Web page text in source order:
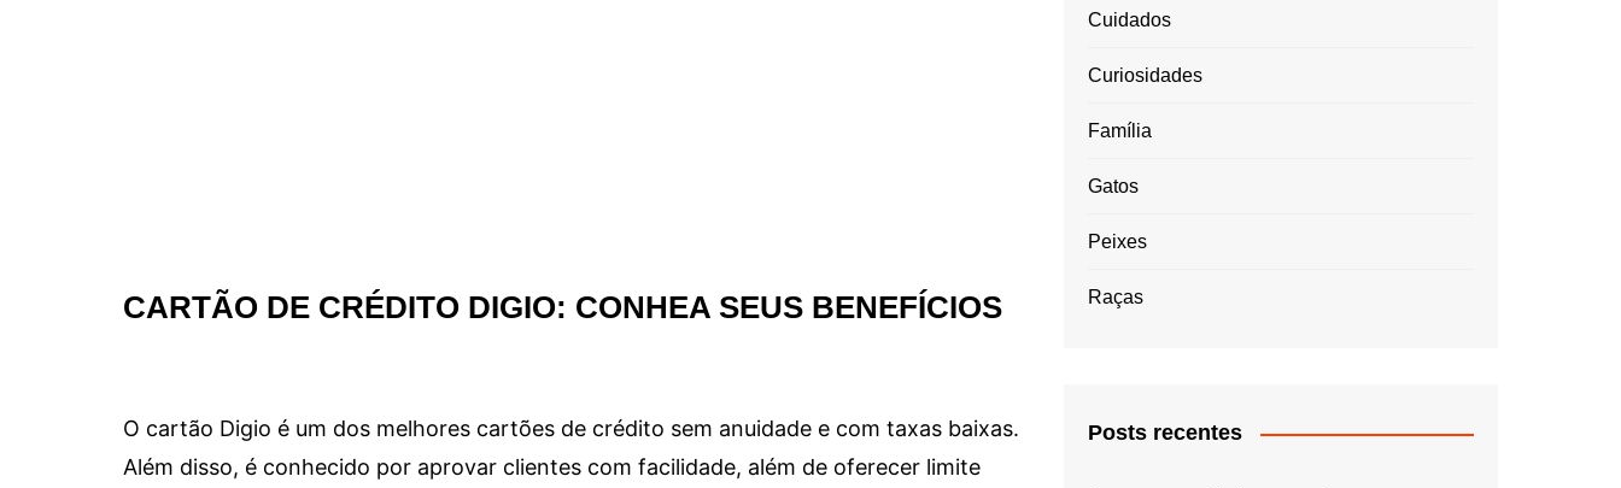
CARTÃO DE CRÉDITO DIGIO: CONHEA SEUS BENEFÍCIOS
O cartão Digio é um dos melhores cartões de crédito sem anuidade e com taxas baixas.
Além disso, é conhecido por aprovar clientes com facilidade, além de oferecer limite
Cuidados
Curiosidades
Família
Gatos
Peixes
Raças
Posts recentes